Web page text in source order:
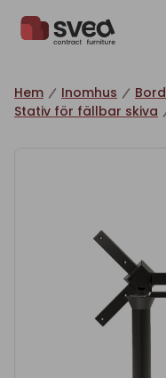
Hem Inomhus Bord
Stativ för fällbar skiva